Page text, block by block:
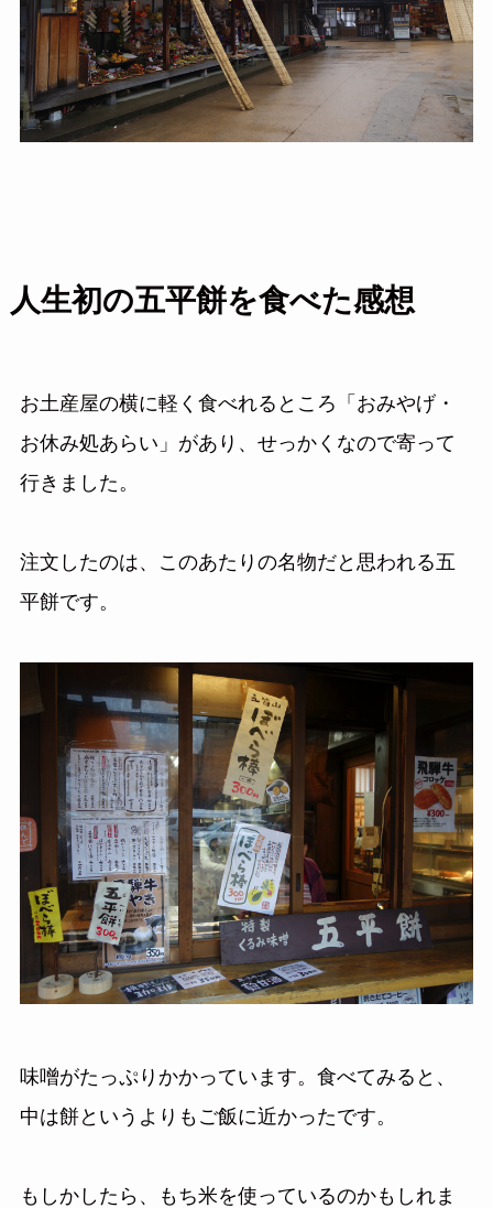
人生初の五平餅を食べた感想
お土産屋の横に軽く食べれるところ「おみやげ・
お休み処あらい」があり、せっかくなので寄って
行きました。
注文したのは、このあたりの名物だと思われる五
平餅です。
味噌がたっぷりかかっています。食べてみると、
中は餅というよりもご飯に近かったです。
もしかしたら、もち米を使っているのかもしれま